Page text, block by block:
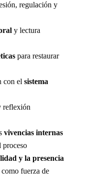
regulación y
y lectura
para restaurar
con el sistema
vivencias internas
proceso
y la presencia
fuerza de